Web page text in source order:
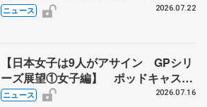
ニュース 2026.07.22
【日本女子は9人がアサイン GPシリ
ーズ展望①女子編】 ポッドキャスト
#72を配信
ニュース 2026.07.16